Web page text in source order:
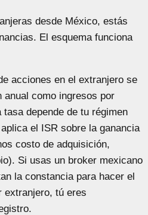
desde México, estás
El esquema funciona
acciones en el extranjero se
anual como ingresos por
depende de tu régimen
el ISR sobre la ganancia
costo de adquisición,
Si usas un broker mexicano
la constancia para hacer el
extranjero, tú eres